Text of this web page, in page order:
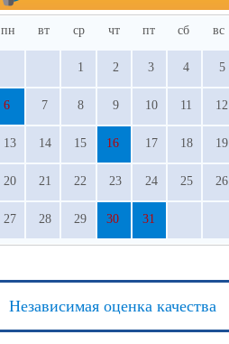
пн вт ср чт пт сб вс
1 2 3 4 5
6 7 8 9 10 11 12
13 14 15 16 17 18 19
20 21 22 23 24 25 26
27 28 29 30 31
Независимая оценка качества